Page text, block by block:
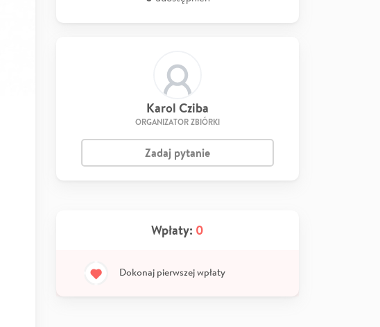
Karol Cziba
ORGANIZATOR ZBIÓRKI
Zadaj pytanie
Wpłaty: 0
Dokonaj pierwszej wpłaty